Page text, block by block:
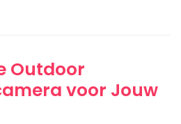
Outdoor
voor Jouw